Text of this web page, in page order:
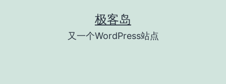
极客岛
又一个WordPress站点